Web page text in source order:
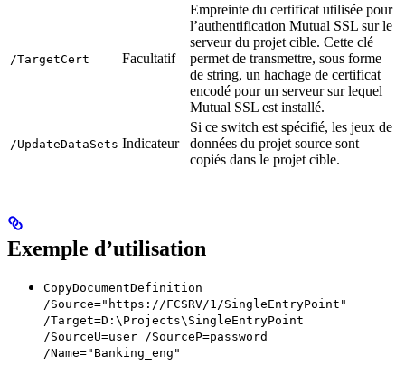
/TargetCert Facultatif
Empreinte du certificat utilisée pour
l’authentification Mutual SSL sur le
serveur du projet cible. Cette clé
permet de transmettre, sous forme
de string, un hachage de certificat
encodé pour un serveur sur lequel
Mutual SSL est installé.
/UpdateDataSets Indicateur
Si ce switch est spécifié, les jeux de
données du projet source sont
copiés dans le projet cible.
Exemple d’utilisation
CopyDocumentDefinition
/Source="https://FCSRV/1/SingleEntryPoint"
/Target=D:\Projects\SingleEntryPoint
/SourceU=user /SourceP=password
/Name="Banking_eng"